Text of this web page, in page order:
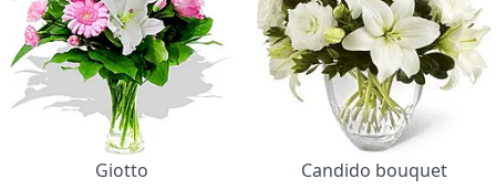
Giotto
Candido bouquet